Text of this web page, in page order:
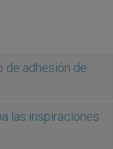
de adhesión de
las inspiraciones